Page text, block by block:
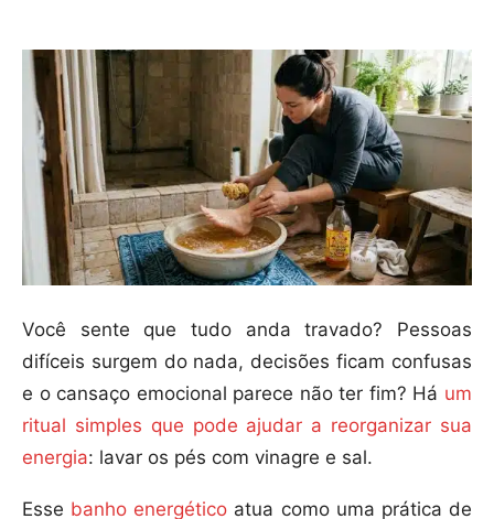
Você sente que tudo anda travado? Pessoas
difíceis surgem do nada, decisões ficam confusas
e o cansaço emocional parece não ter fim? Há um
ritual simples que pode ajudar a reorganizar sua
energia: lavar os pés com vinagre e sal.
Esse banho energético atua como uma prática de